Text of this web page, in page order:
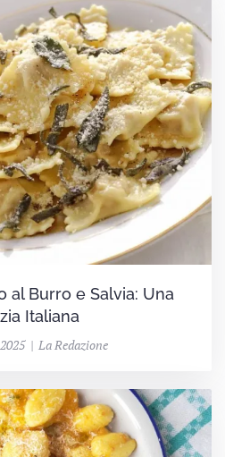
al Burro e Salvia: Una
Italiana
| La Redazione